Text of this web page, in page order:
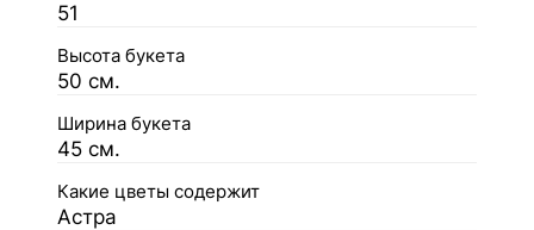
51
Высота букета
50 см.
Ширина букета
45 см.
Какие цветы содержит
Астра